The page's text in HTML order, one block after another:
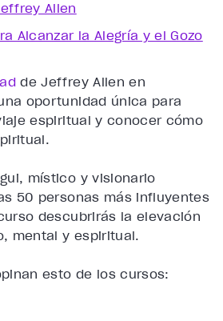
Allen
Alcanzar la Alegría y el Gozo
de Jeffrey Allen en
oportunidad única para
espiritual y conocer cómo
místico y visionario
50 personas más influyentes
descubrirás la elevación
mental y espiritual.
esto de los cursos: